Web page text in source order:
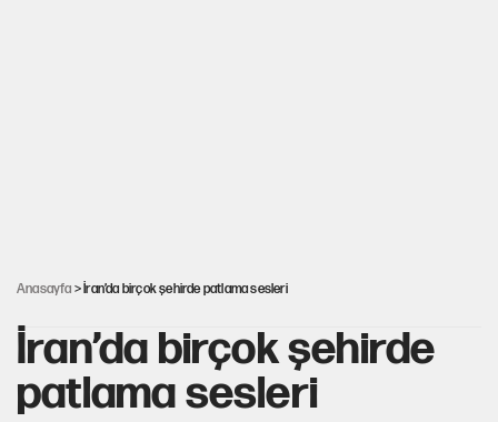
Anasayfa > İran’da birçok şehirde patlama sesleri
İran’da birçok şehirde
patlama sesleri